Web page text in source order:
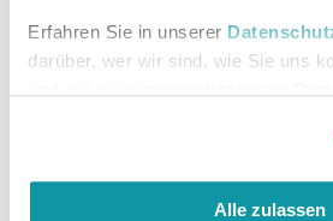
Erfahren Sie in unserer
darüber, wer wir sind, wie Sie uns
Alle zulassen